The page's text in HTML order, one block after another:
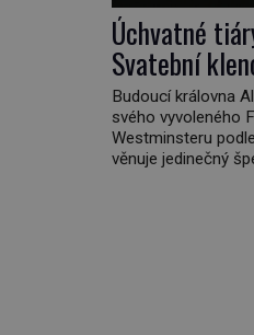
Úchvatné
Svatební
Budoucí královna
svého vyvoleného
Westminsteru
věnuje jedinečný